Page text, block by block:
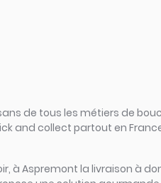
de tous les métiers de
and collect partout en
à Aspremont la livraison à